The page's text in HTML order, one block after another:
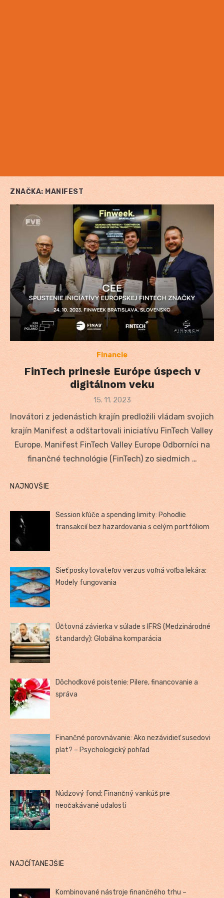
ZNAČKA: MANIFEST
Financie
FinTech prinesie Európe úspech v
digitálnom veku
Posted
15. 11. 2023
Inovátori z jedenástich krajín predložili vládam svojich
krajín Manifest a odštartovali iniciatívu FinTech Valley
Europe. Manifest FinTech Valley Europe Odborníci na
finančné technológie (FinTech) zo siedmich …
NAJNOVŠIE
Session kľúče a spending limity: Pohodlie
transakcií bez hazardovania s celým portfóliom
Sieť poskytovateľov verzus voľná voľba lekára:
Modely fungovania
Účtovná závierka v súlade s IFRS (Medzinárodné
štandardy): Globálna komparácia
Dôchodkové poistenie: Pilere, financovanie a
správa
Finančné porovnávanie: Ako nezávidieť susedovi
plat? – Psychologický pohľad
Núdzový fond: Finančný vankúš pre
neočakávané udalosti
NAJČÍTANEJŠIE
Kombinované nástroje finančného trhu –